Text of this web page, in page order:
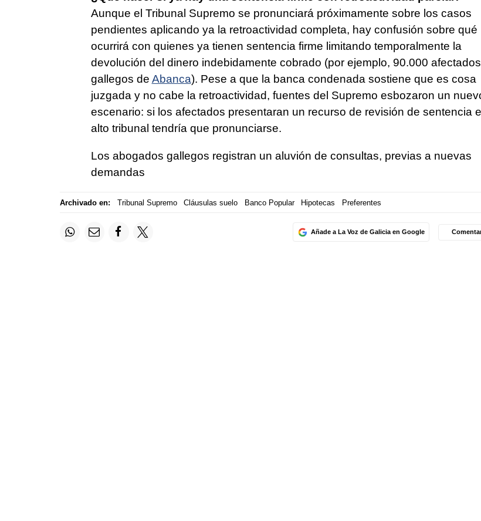
Aunque el Tribunal Supremo se pronunciará próximamente sobre los casos
pendientes aplicando ya la retroactividad completa, hay confusión sobre qué
ocurrirá con quienes ya tienen sentencia firme limitando temporalmente la
devolución del dinero indebidamente cobrado (por ejemplo, 90.000 afectados
gallegos de Abanca). Pese a que la banca condenada sostiene que es cosa
juzgada y no cabe la retroactividad, fuentes del Supremo esbozaron un
escenario: si los afectados presentaran un recurso de revisión de sentencia el
alto tribunal tendría que pronunciarse.
Los abogados gallegos registran un aluvión de consultas, previas a nuevas
demandas
Archivado en: Tribunal Supremo Cláusulas suelo Banco Popular Hipotecas Preferentes
Añade a La Voz de Galicia en Google